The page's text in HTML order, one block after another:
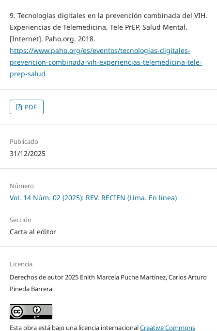
9. Tecnologías digitales en la prevención combinada del VIH.
Experiencias de Telemedicina, Tele PrEP, Salud Mental.
[Internet]. Paho.org. 2018.
https://www.paho.org/es/eventos/tecnologias-digitales-
prevencion-combinada-vih-experiencias-telemedicina-tele-
prep-salud
PDF
Publicado
31/12/2025
Número
Vol. 14 Núm. 02 (2025): REV. RECIEN (Lima. En línea)
Sección
Carta al editor
Licencia
Derechos de autor 2025 Enith Marcela Puche Martínez, Carlos Arturo
Pineda Barrera
Esta obra está bajo una licencia internacionalCreative Commons